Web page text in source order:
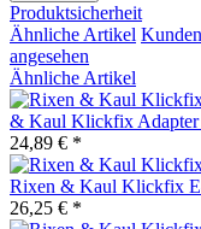
Produktsicherheit
Ähnliche Artikel
angesehen
Ähnliche Artikel
& Kaul Klickfix Adapter
24,89 € *
Rixen & Kaul Klickfix
26,25 € *